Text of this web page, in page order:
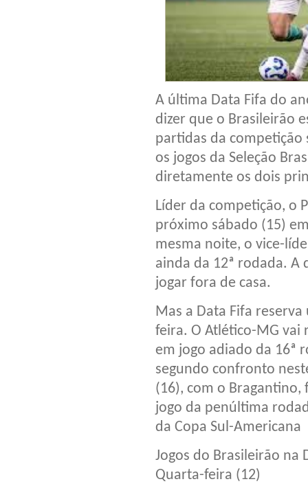
A última Data Fifa do
dizer que o Brasileirão
partidas da competição
os jogos da Seleção
diretamente os dois
Líder da competição, o
próximo sábado (15)
mesma noite, o vice-
ainda da 12ª rodada.
jogar fora de casa.
Mas a Data Fifa
feira. O Atlético-MG vai
em jogo adiado da 16ª
segundo confronto
(16), com o Bragantino,
jogo da penúltima
da Copa Sul-Americana
Jogos do Brasileirão na
Quarta-feira (12)